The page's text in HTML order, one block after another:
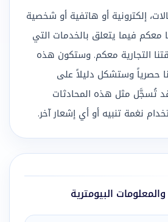
إلكترونية أو هاتفية أو شخصية
معكم فيما يتعلق بالخدمات التي
التجارية معكم. وستكون هذه
حصرياً وستشكل دليلاً على
تُسجَّل مثل هذه المحادثات
نغمة تنبيه أو أي إشعار آخر.
البيومترية